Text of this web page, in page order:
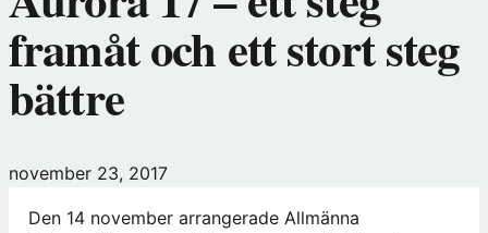
framåt och ett stort steg
bättre
november 23, 2017
Den 14 november arrangerade Allmänna